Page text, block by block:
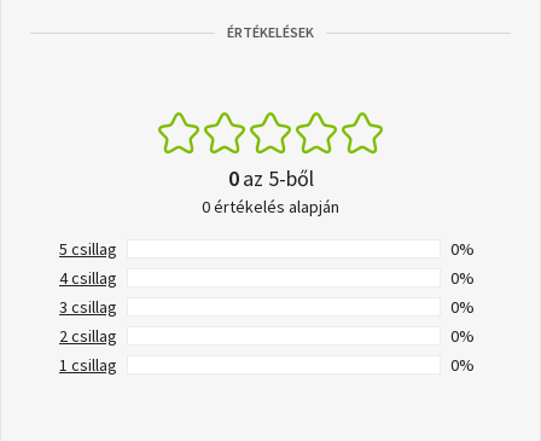
ÉRTÉKELÉSEK
0az 5-ből
0 értékelés alapján
5 csillag
0%
4 csillag
0%
3 csillag
0%
2 csillag
0%
1 csillag
0%